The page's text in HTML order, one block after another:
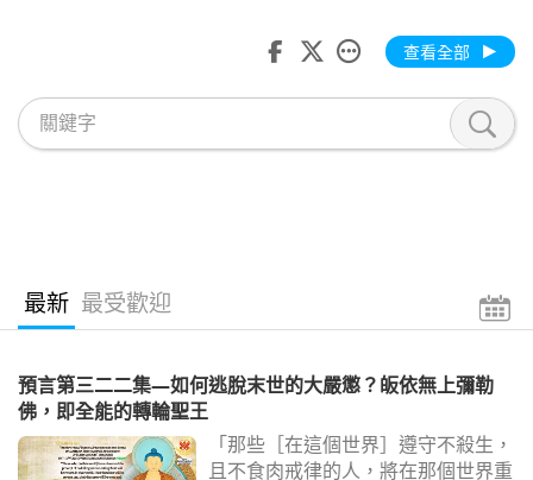
查看全部
最新 最受歡迎
預言第三二二集—如何逃脫末世的大嚴懲？皈依無上彌勒
佛，即全能的轉輪聖王
「那些［在這個世界］遵守不殺生，
且不食肉戒律的人，將在那個世界重